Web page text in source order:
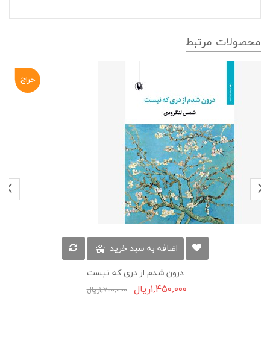
محصولات مرتبط
حراج
اضافه به سبد خرید
درون شدم از دری که نیست
۱,۴۵۰,۰۰۰ریال ۱,۷۰۰,۰۰۰ریال